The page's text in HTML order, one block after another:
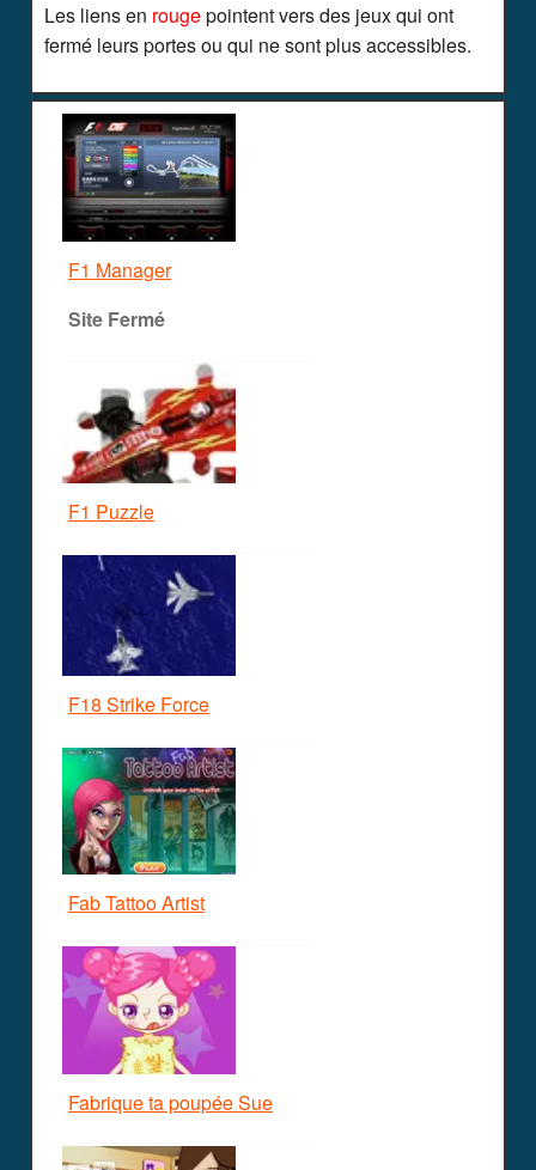
Les liens en rougepointent vers des jeux qui ont
fermé leurs portes ou qui ne sont plus accessibles.
F1 Manager
Site Fermé
F1 Puzzle
F18 Strike Force
Fab Tattoo Artist
Fabrique ta poupée Sue